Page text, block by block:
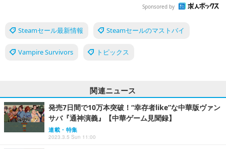
Sponsored by
Steamセール最新情報 Steamセールのマストバイ
Vampire Survivors トピックス
関連ニュース
発売7日間で10万本突破！“幸存者like”な中華版ヴァン
サバ『通神演義』【中華ゲーム見聞録】
連載・特集
2023.3.5 Sun 11:00